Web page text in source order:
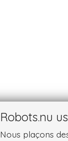
Robots.nu
Nous plaçons